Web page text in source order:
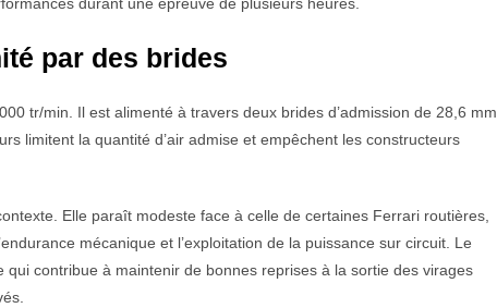
par des brides
tr/min. Il est alimenté à travers deux brides d’admission de 28,6 mm
limitent la quantité d’air admise et empêchent les constructeurs
Elle paraît modeste face à celle de certaines Ferrari routières,
mécanique et l’exploitation de la puissance sur circuit. Le
contribue à maintenir de bonnes reprises à la sortie des virages